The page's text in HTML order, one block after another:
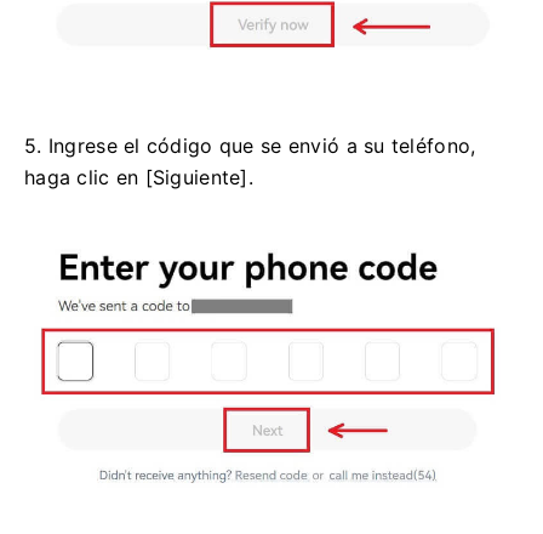
5. Ingrese el código que se envió a su teléfono,
haga clic en [Siguiente].